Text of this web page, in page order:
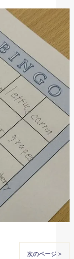
次のページ >